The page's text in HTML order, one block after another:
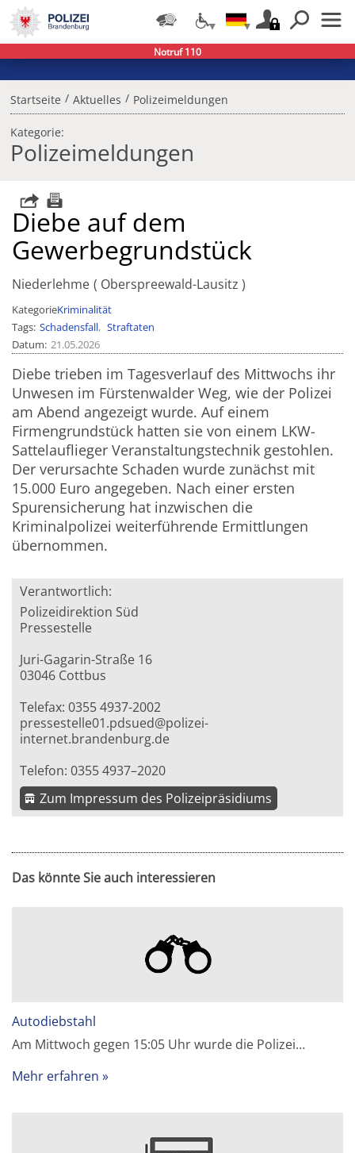
Startseite / Aktuelles / Polizeimeldungen
Kategorie:
Polizeimeldungen
Diebe auf dem
Gewerbegrundstück
Niederlehme Oberspreewald-Lausitz
KategorieKriminalität
Tags Schadensfall
Straftaten
Datum 21.05.2026
Diebe trieben im Tagesverlauf des Mittwochs ihr
Unwesen im Fürstenwalder Weg, wie der Polizei
am Abend angezeigt wurde. Auf einem
Firmengrundstück hatten sie von einem LKW-
Sattelauflieger Veranstaltungstechnik gestohlen.
Der verursachte Schaden wurde zunächst mit
15.000 Euro angegeben. Nach einer ersten
Spurensicherung hat inzwischen die
Kriminalpolizei weiterführende Ermittlungen
übernommen.
Verantwortlich:
Polizeidirektion Süd
Pressestelle
Juri-Gagarin-Straße 16
03046 Cottbus
Telefax: 0355 4937-2002
pressestelle01.pdsued@polizei-
internet.brandenburg.de
Telefon: 0355 4937–2020
Zum Impressum des Polizeipräsidiums
Das könnte Sie auch interessieren
Autodiebstahl
Am Mittwoch gegen 15:05 Uhr wurde die Polizei…
Mehr erfahren
Notruf 110